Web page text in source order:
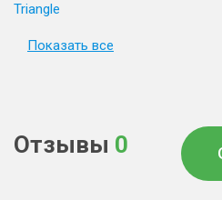
Triangle
Показать все
Отзывы 0